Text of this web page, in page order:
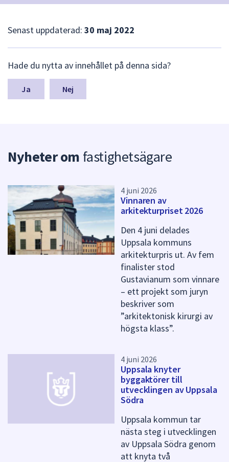
Senast uppdaterad: 30 maj 2022
ä
m
a
u
n
t
r
f
ö
r
d
Hade du nytta av innehållet på denna sida?
Nej
Nyheter om fastighetsägare
4 juni 2026
Vinnaren av
arkitekturpriset 2026
Den 4 juni delades
Uppsala kommuns
arkitekturpris ut. Av fem
finalister stod
Gustavianum som vinnare
– ett projekt som juryn
beskriver som
”arkitektonisk kirurgi av
högsta klass”.
4 juni 2026
Uppsala knyter
byggaktörer till
utvecklingen av Uppsala
Södra
Uppsala kommun tar
nästa steg i utvecklingen
av Uppsala Södra genom
att knyta två